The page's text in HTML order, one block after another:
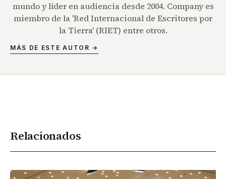
mundo y líder en audiencia desde 2004. Company es
miembro de la 'Red Internacional de Escritores por
la Tierra' (RIET) entre otros.
MÁS DE ESTE AUTOR →
Relacionados